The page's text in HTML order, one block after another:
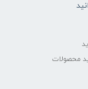
محصولات